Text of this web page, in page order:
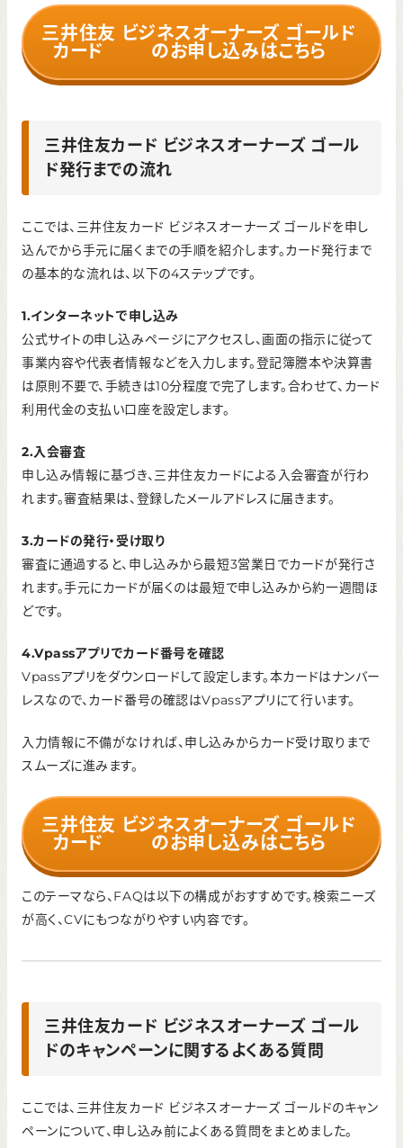
三井住友
カード
ビジネスオーナーズ ゴールド
のお申し込みはこちら
三井住友カード ビジネスオーナーズ ゴール
ド発行までの流れ
ここでは、三井住友カード ビジネスオーナーズ ゴールドを申し
込んでから手元に届くまでの手順を紹介します。カード発行まで
の基本的な流れは、以下の4ステップです。
1.インターネットで申し込み
公式サイトの申し込みページにアクセスし、画面の指示に従って
事業内容や代表者情報などを入力します。登記簿謄本や決算書
は原則不要で、手続きは10分程度で完了します。合わせて、カード
利用代金の支払い口座を設定します。
2.入会審査
申し込み情報に基づき、三井住友カードによる入会審査が行わ
れます。審査結果は、登録したメールアドレスに届きます。
3.カードの発行・受け取り
審査に通過すると、申し込みから最短3営業日でカードが発行さ
れます。手元にカードが届くのは最短で申し込みから約一週間ほ
どです。
4.Vpassアプリでカード番号を確認
Vpassアプリをダウンロードして設定します。本カードはナンバー
レスなので、カード番号の確認はVpassアプリにて行います。
入力情報に不備がなければ、申し込みからカード受け取りまで
スムーズに進みます。
三井住友
カード
ビジネスオーナーズ ゴールド
のお申し込みはこちら
このテーマなら、FAQは以下の構成がおすすめです。検索ニーズ
が高く、CVにもつながりやすい内容です。
三井住友カード ビジネスオーナーズ ゴール
ドのキャンペーンに関するよくある質問
ここでは、三井住友カード ビジネスオーナーズ ゴールドのキャン
ペーンについて、申し込み前によくある質問をまとめました。